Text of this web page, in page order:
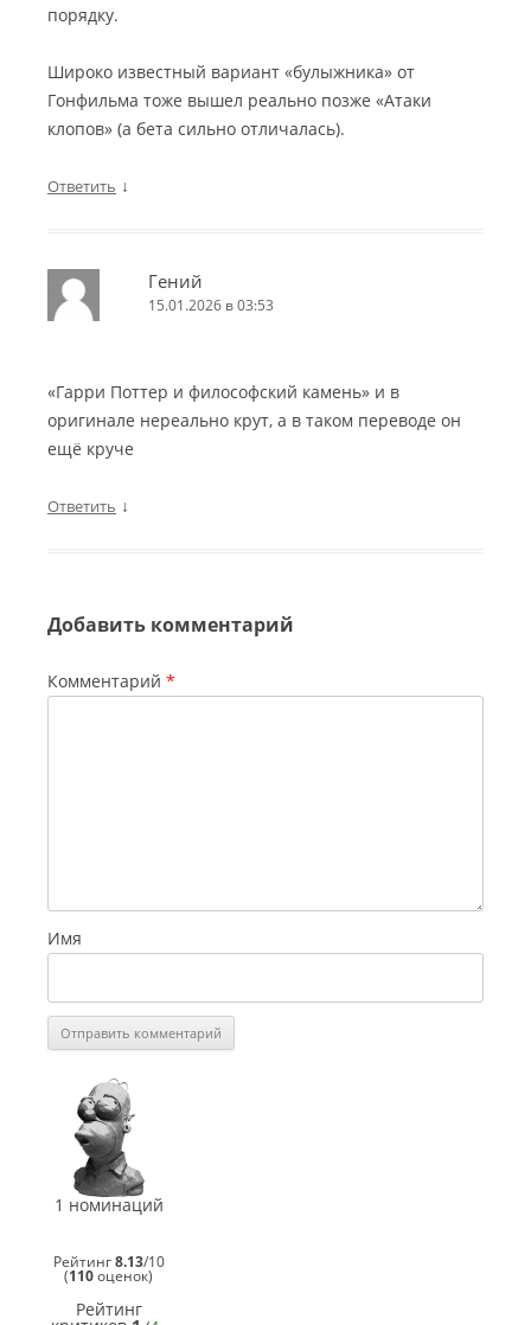
порядку.
Широко известный вариант «булыжника» от
Гонфильма тоже вышел реально позже «Атаки
клопов» (а бета сильно отличалась).
Ответить ↓
Гений
15.01.2026 в 03:53
«Гарри Поттер и философский камень» и в
оригинале нереально крут, а в таком переводе он
ещё круче
Ответить ↓
Добавить комментарий
Комментарий *
Имя
СинеГомэр
2007
Лучший
музыкальный
саундтрек
Человек-
Мозг)
1 номинаций
Рейтинг8.13/10
(110оценок)
Рейтинг